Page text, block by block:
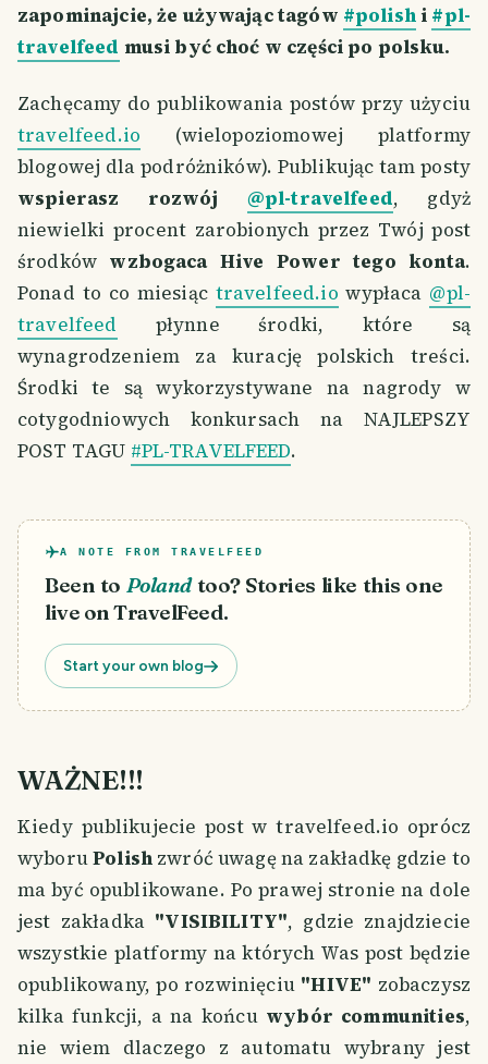
zapominajcie, że używając tagów #polishi #pl-
travelfeed musi być choć w części po polsku.
Zachęcamy do publikowania postów przy użyciu
travelfeed.io (wielopoziomowej platformy
blogowej dla podróżników). Publikując tam posty
wspierasz rozwój @pl-travelfeed, gdyż
niewielki procent zarobionych przez Twój post
środków wzbogaca Hive Power tego konta.
Ponad to co miesiąc travelfeed.io wypłaca @pl-
travelfeed płynne środki, które są
wynagrodzeniem za kurację polskich treści.
Środki te są wykorzystywane na nagrody w
cotygodniowych konkursach na NAJLEPSZY
POST TAGU #PL-TRAVELFEED.
A NOTE FROM TRAVELFEED
Been to Poland too? Stories like this one
live on TravelFeed.
Start your own blog
WAŻNE!!!
Kiedy publikujecie post w travelfeed.io oprócz
wyboruPolishzwróć uwagę na zakładkę gdzie to
ma być opublikowane. Po prawej stronie na dole
jest zakładka "VISIBILITY", gdzie znajdziecie
wszystkie platformy na których Was post będzie
opublikowany, po rozwinięciu "HIVE" zobaczysz
kilka funkcji, a na końcu wybór communities,
nie wiem dlaczego z automatu wybrany jest